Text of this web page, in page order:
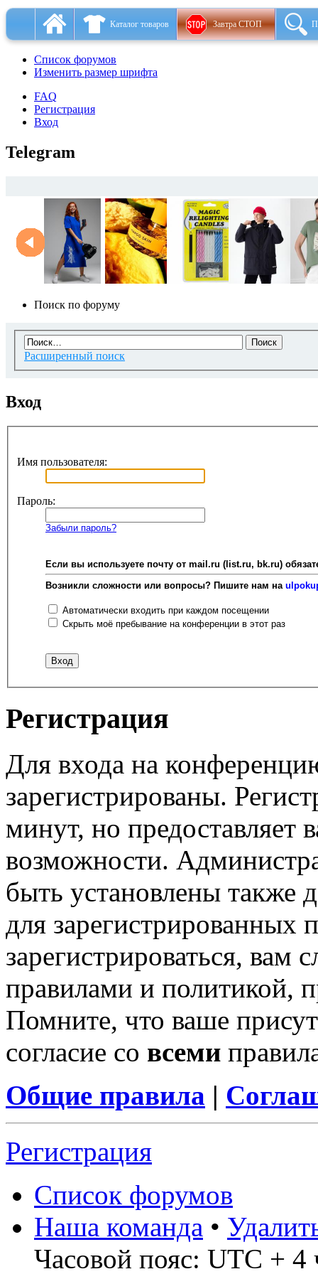
Каталог товаров Завтра СТОП
Список форумов
Изменить размер шрифта
FAQ
Регистрация
Вход
Telegram
Поиск по форуму
Расширенный поиск
Вход
Имя пользователя:
Пароль:
Забыли пароль?
Если вы используете почту от mail.ru (list.ru, bk.ru)
Возникли сложности или вопросы? Пишите нам на
Автоматически входить при каждом посещении
Скрыть моё пребывание на конференции в этот раз
Регистрация
Для входа на
зарегистрированы.
минут, но предоставляет
возможности.
быть установлены также
для зарегистрированных
зарегистрироваться, вам
правилами и политикой,
Помните, что ваше
согласие со всеми
Общие правила |
Регистрация
Список форумов
Наша команда •
Часовой пояс: UTC + 4